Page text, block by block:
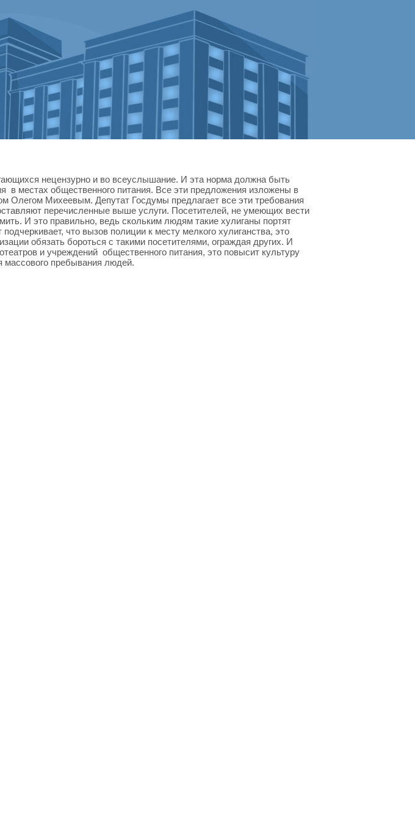
нецензурно и во всеуслышание. И эта норма должна быть
в местах общественного питания. Все эти предложения изложены в
Олегом Михеевым. Депутат Госдумы предлагает все эти требования
перечисленные выше услуги. Посетителей, не умеющих вести
И это правильно, ведь скольким людям такие хулиганы портят
что вызов полиции к месту мелкого хулиганства, это
обязать бороться с такими посетителями, ограждая других. И
и учреждений общественного питания, это повысит культуру
массового пребывания людей.